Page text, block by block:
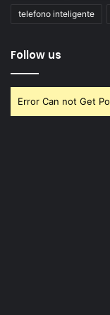
telefono inteligente
Follow us
Error Can not Get